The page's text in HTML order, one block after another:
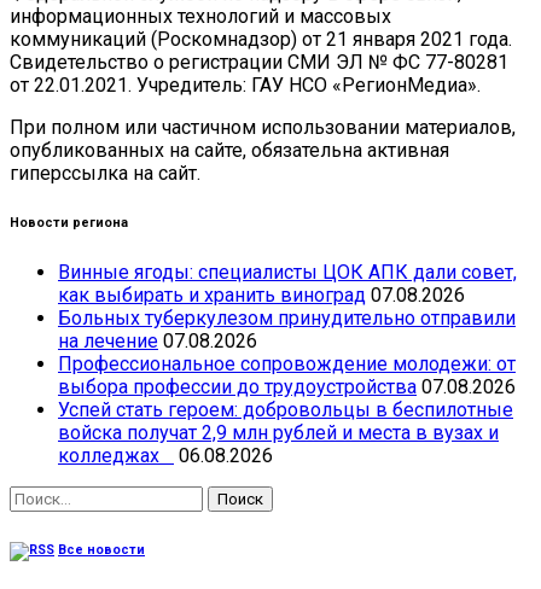
информационных технологий и массовых
коммуникаций (Роскомнадзор) от 21 января 2021 года.
Свидетельство о регистрации СМИ ЭЛ № ФС 77-80281
от 22.01.2021. Учредитель: ГАУ НСО «РегионМедиа».
При полном или частичном использовании материалов,
опубликованных на сайте, обязательна активная
гиперссылка на сайт.
Новости региона
Винные ягоды: специалисты ЦОК АПК дали совет,
как выбирать и хранить виноград 07.08.2026
Больных туберкулезом принудительно отправили
на лечение 07.08.2026
Профессиональное сопровождение молодежи: от
выбора профессии до трудоустройства 07.08.2026
Успей стать героем: добровольцы в беспилотные
войска получат 2,9 млн рублей и места в вузах и
колледжах
06.08.2026
Найти:
Все новости